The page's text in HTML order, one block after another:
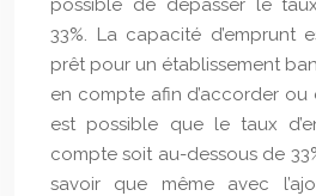
possible de dépasser le
33%. La capacité d’emprunt
prêt pour un établissement
en compte afin d’accorder ou
est possible que le taux
compte soit au-dessous de
savoir que même avec